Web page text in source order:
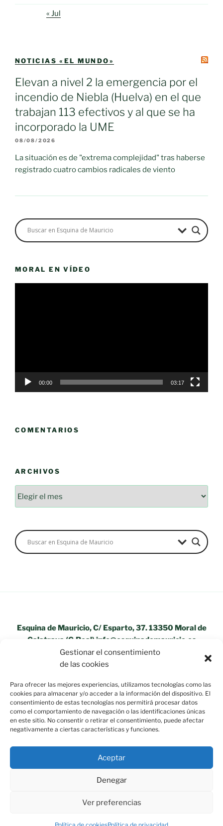
Gestionar el consentimiento
de las cookies
Para ofrecer las mejores experiencias, utilizamos tecnologías como las
cookies para almacenar y/o acceder a la información del dispositivo. El
consentimiento de estas tecnologías nos permitirá procesar datos
como el comportamiento de navegación o las identificaciones únicas
en este sitio. No consentir o retirar el consentimiento, puede afectar
negativamente a ciertas características y funciones.
Aceptar
Denegar
Ver preferencias
« Jul
NOTICIAS «EL MUNDO»
Elevan a nivel 2 la emergencia por el
incendio de Niebla (Huelva) en el que
trabajan 113 efectivos y al que se ha
incorporado la UME
08/08/2026
La situación es de "extrema complejidad" tras haberse
registrado cuatro cambios radicales de viento
MORAL EN VÍDEO
00:00 03:17
COMENTARIOS
ARCHIVOS
Esquina de Mauricio, C/ Esparto, 37. 13350 Moral de
Calatrava (C.Real) info@esquinademauricio.es
«Aviso Legal»
Política de privacidad Funciona gracias a WordPress